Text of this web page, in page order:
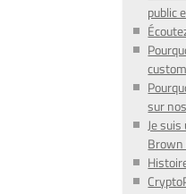
public
sur
Je
Brown